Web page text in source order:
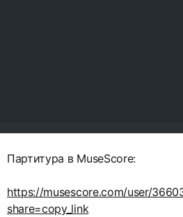
Партитура в MuseScore:
https://musescore.com/user/
share=copy_link